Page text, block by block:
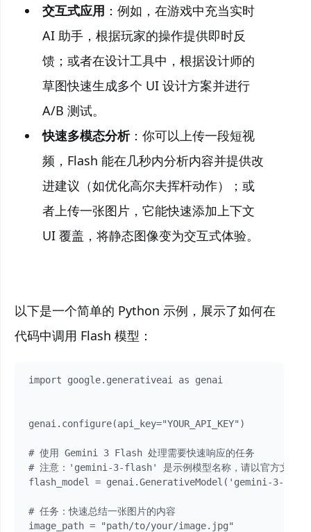
交互式应用 ：例如，在游戏中充当实时
AI 助手，根据玩家的操作提供即时反
馈；或者在设计工具中，根据设计师的
草图快速生成多个 UI 设计方案并进行
A/B 测试。
快速多模态分析：你可以上传一段短视
频，Flash 能在几秒内分析内容并提供改
进建议（如优化高尔夫挥杆动作）；或
者上传一张图片，它能快速添加上下文
UI 覆盖，将静态图像变为交互式体验。
以下是一个简单的 Python 示例，展示了如何在
代码中调用 Flash 模型：
import google.generativeai as genai
genai.configure(api_key="YOUR_API_KEY")
# 使用 Gemini 3 Flash 处理需要快速响应的任务
# 注意：'gemini-3-flash' 是示例模型名称，请以官方文档为
flash_model = genai.GenerativeModel('gemini-3-
# 任务：快速总结一张图片的内容
image_path = "path/to/your/image.jpg"